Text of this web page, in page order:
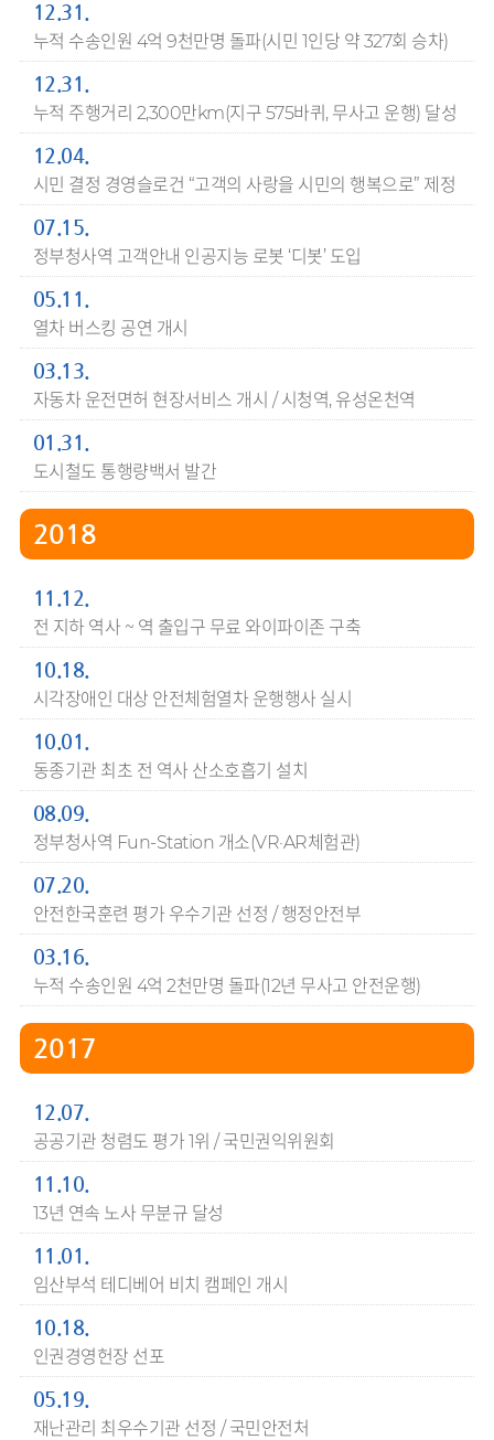
12.31.
누적 수송인원 4억 9천만명 돌파(시민 1인당 약 327회 승차)
12.31.
누적 주행거리 2,300만km(지구 575바퀴, 무사고 운행) 달성
12.04.
시민 결정 경영슬로건 “고객의 사랑을 시민의 행복으로” 제정
07.15.
정부청사역 고객안내 인공지능 로봇 ‘디봇’ 도입
05.11.
열차 버스킹 공연 개시
03.13.
자동차 운전면허 현장서비스 개시 / 시청역, 유성온천역
01.31.
도시철도 통행량백서 발간
2018
11.12.
전 지하 역사 ~ 역 출입구 무료 와이파이존 구축
10.18.
시각장애인 대상 안전체험열차 운행행사 실시
10.01.
동종기관 최초 전 역사 산소호흡기 설치
08.09.
정부청사역 Fun-Station 개소(VR·AR체험관)
07.20.
안전한국훈련 평가 우수기관 선정 / 행정안전부
03.16.
누적 수송인원 4억 2천만명 돌파(12년 무사고 안전운행)
2017
12.07.
공공기관 청렴도 평가 1위 / 국민권익위원회
11.10.
13년 연속 노사 무분규 달성
11.01.
임산부석 테디베어 비치 캠페인 개시
10.18.
인권경영헌장 선포
05.19.
재난관리 최우수기관 선정 / 국민안전처